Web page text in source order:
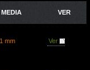
MEDIA VER
mm Ver